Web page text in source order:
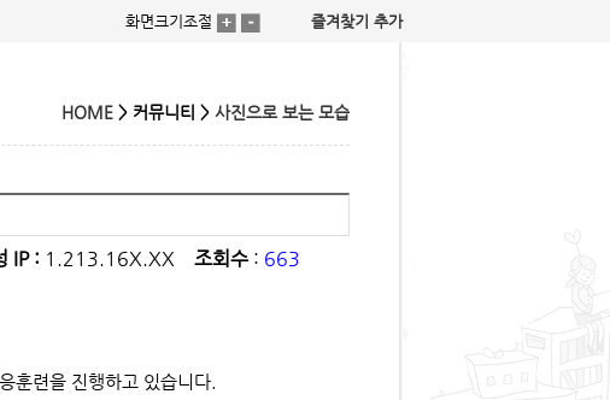
화면크기조절 즐겨찾기 추가
HOME > 커뮤니티 > 사진으로 보는 모습
IP : 1.213.16X.XX 조회수: 663
훈련을 진행하고 있습니다.